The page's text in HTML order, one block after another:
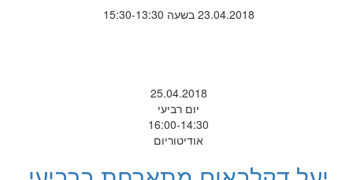
23.04.2018 בשעה 15:30-13:30
25.04.2018
יום רביעי
16:00-14:30
אודיטוריום